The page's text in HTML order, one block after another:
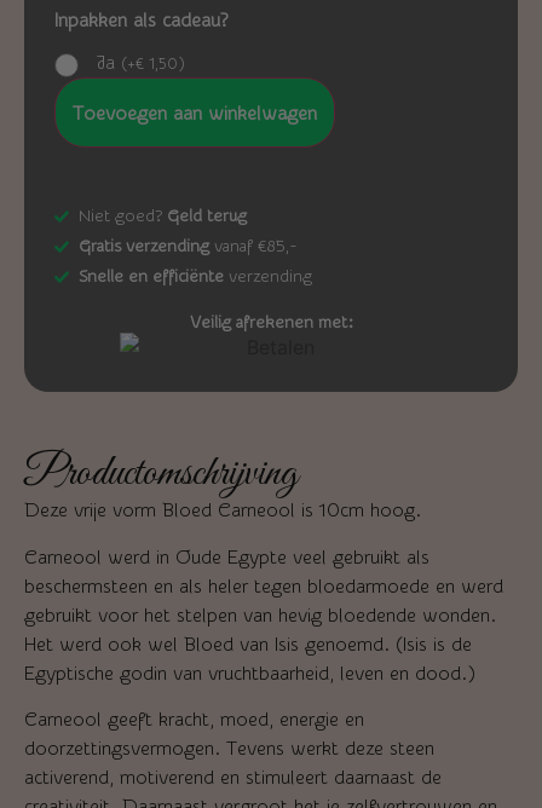
Inpakken als cadeau?
Ja (+€ 1,50)
Toevoegen aan winkelwagen
Niet goed? Geld terug
Gratis verzending vanaf €85,-
Snelle en efficiënte verzending
Veilig afrekenen met:
Productomschrijving
Deze vrije vorm Bloed Carneool is 10cm hoog.
Carneool werd in Oude Egypte veel gebruikt als
beschermsteen en als heler tegen bloedarmoede en werd
gebruikt voor het stelpen van hevig bloedende wonden.
Het werd ook wel Bloed van Isis genoemd. (Isis is de
Egyptische godin van vruchtbaarheid, leven en dood.)
Carneool geeft kracht, moed, energie en
doorzettingsvermogen. Tevens werkt deze steen
activerend, motiverend en stimuleert daarnaast de